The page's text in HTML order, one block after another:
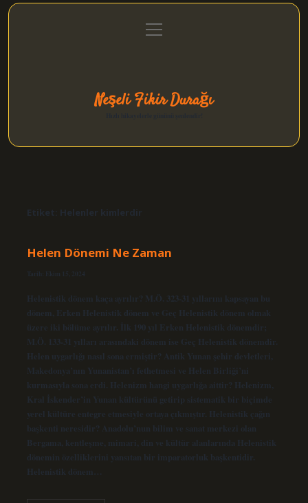
Gizlilik Politikası
menüyü
aç
Neşeli Fikir Durağı
Etiket: Helenler kimlerdir
Helen Dönemi Ne Zaman
Tarih: Ekim 15, 2024
Helenistik dönem kaça ayrılır? M.Ö. 323-31 yıllarını kapsayan bu
dönem, Erken Helenistik dönem ve Geç Helenistik dönem olmak
üzere iki bölüme ayrılır. İlk 190 yıl Erken Helenistik dönemdir;
M.Ö. 133-31 yılları arasındaki dönem ise Geç Helenistik dönemdir.
Helen uygarlığı nasıl sona ermiştir? Antik Yunan şehir devletleri,
Makedonya’nın Yunanistan’ı fethetmesi ve Helen Birliği’ni
kurmasıyla sona erdi. Helenizm hangi uygarlığa aittir? Helenizm,
Kral İskender’in Yunan kültürünü getirip sistematik bir biçimde
yerel kültüre entegre etmesiyle ortaya çıkmıştır. Helenistik çağın
başkenti neresidir? Anadolu’nun bilim ve sanat merkezi olan
Bergama, kentleşme, mimari, din ve kültür alanlarında Helenistik
dönemin özelliklerini yansıtan bir imparatorluk başkentidir.
Helenistik dönem…